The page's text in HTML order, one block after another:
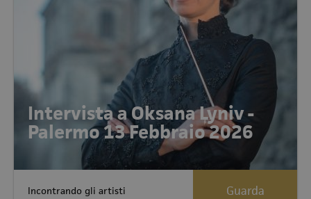
Intervista a Oksana Lyniv -
Palermo 13 Febbraio 2026
Incontrando gli artisti Guarda